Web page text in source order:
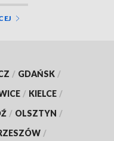
/ GDAŃSK /
/ KIELCE /
/ OLSZTYN /
/